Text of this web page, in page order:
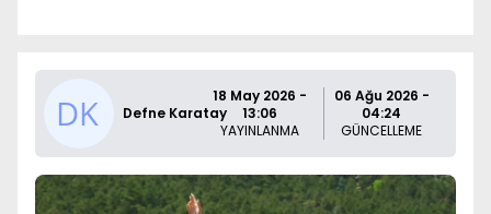
Defne Karatay
18 May 2026 -
13:06
YAYINLANMA
06 Ağu 2026 -
04:24
GÜNCELLEME